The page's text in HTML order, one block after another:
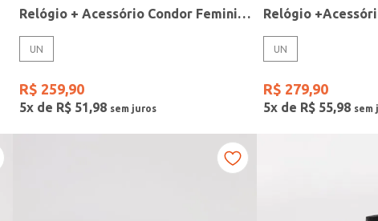
Relógio + Acessório Condor Feminino PRATA
UN
R$ 259,90
5x de R$ 51,98
UN
R$ 279,90
5x de R$ 55,98